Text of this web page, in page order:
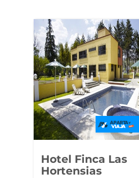
Hotel Finca Las
Hortensias